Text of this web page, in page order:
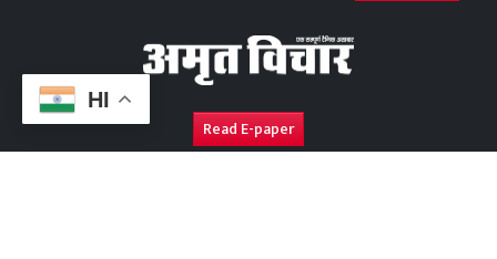
HI
Read E-paper